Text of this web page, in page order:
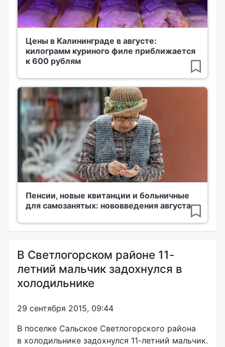
Цены в Калининграде в августе:
килограмм куриного филе приближается
к 600 рублям
Пенсии, новые квитанции и больничные
для самозанятых: нововведения августа
В Светлогорском районе 11-
летний мальчик задохнулся в
холодильнике
29 сентября 2015, 09:44
В поселке Сальское Светлогорского района
в холодильнике задохнулся 11-летний мальчик.